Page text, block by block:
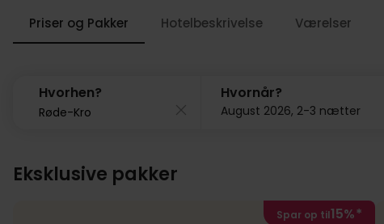
Priser og Pakker Hotelbeskrivelse Værelser
Hvorhen? Hvornår?
August 2026, 2-3 nætter
Eksklusive pakker
Spar op til15%*